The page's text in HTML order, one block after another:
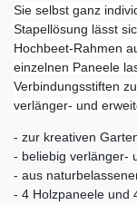
Sie selbst ganz
Stapellösung lässt
Hochbeet-Rahmen
einzelnen Paneele
Verbindungsstiften
verlänger- und
- zur kreativen
- beliebig verlänger-
- aus
- 4 Holzpaneele und